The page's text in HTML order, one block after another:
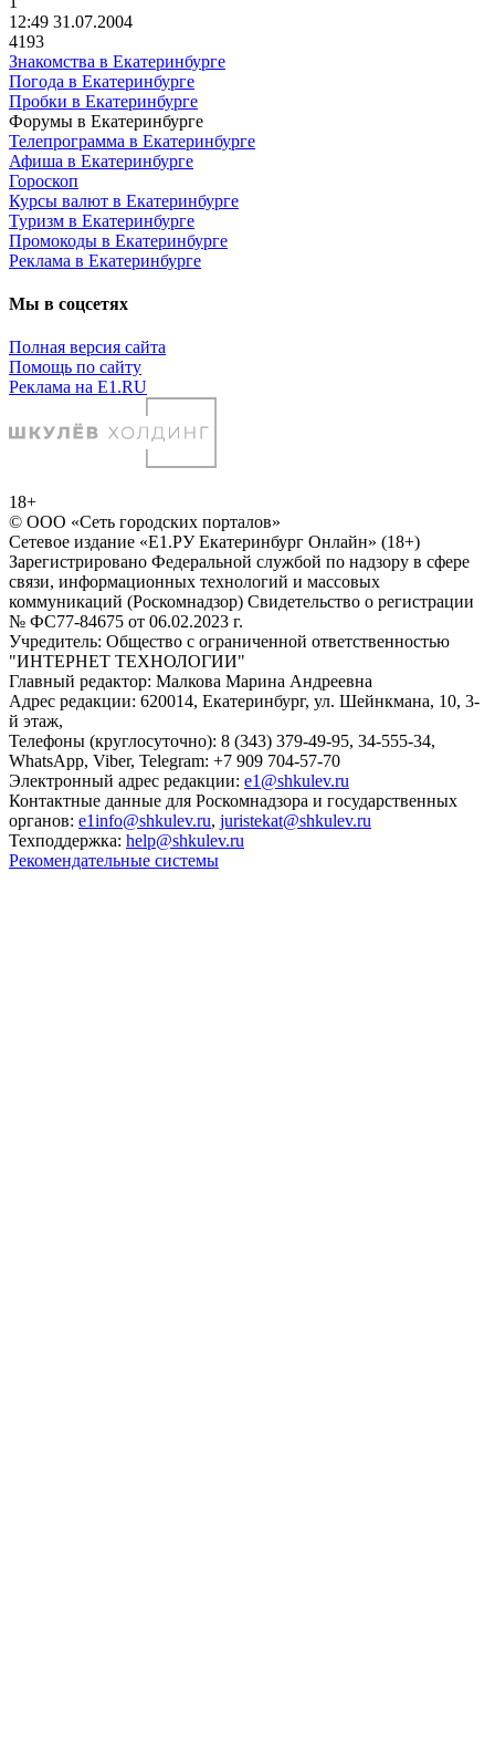
12:49 31.07.2004
4193
Знакомства в Екатеринбурге
Погода в Екатеринбурге
Пробки в Екатеринбурге
Форумы в Екатеринбурге
Телепрограмма в Екатеринбурге
Афиша в Екатеринбурге
Гороскоп
Курсы валют в Екатеринбурге
Туризм в Екатеринбурге
Промокоды в Екатеринбурге
Реклама в Екатеринбурге
Мы в соцсетях
Полная версия сайта
Помощь по сайту
Реклама на E1.RU
18+
© ООО «Сеть городских порталов»
Сетевое издание «Е1.РУ Екатеринбург Онлайн» (18+)
Зарегистрировано Федеральной службой по надзору в сфере
связи, информационных технологий и массовых
коммуникаций (Роскомнадзор) Свидетельство о регистрации
№ ФС77-84675 от 06.02.2023 г.
Учредитель: Общество с ограниченной ответственностью
"ИНТЕРНЕТ ТЕХНОЛОГИИ"
Главный редактор: Малкова Марина Андреевна
Адрес редакции: 620014, Екатеринбург, ул. Шейнкмана, 10, 3-
й этаж,
Телефоны (круглосуточно): 8 (343) 379-49-95, 34-555-34,
WhatsApp, Viber, Telegram: +7 909 704-57-70
Электронный адрес редакции: e1@shkulev.ru
Контактные данные для Роскомнадзора и государственных
органов: e1info@shkulev.ru, juristekat@shkulev.ru
Техподдержка: help@shkulev.ru
Рекомендательные системы